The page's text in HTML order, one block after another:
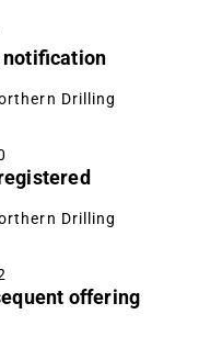
notification
Drilling
Drilling
offering